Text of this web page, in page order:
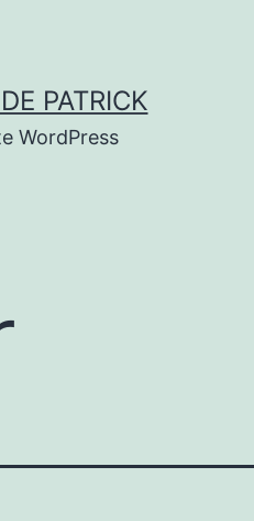
PATRICK
WordPress